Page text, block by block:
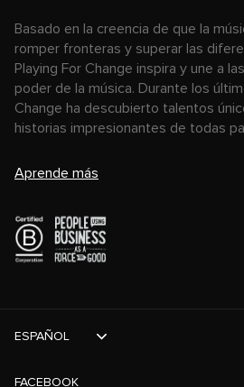
Basado en la creencia de que la
romper fronteras y superar las
Playing For Change inspira y une a
poder de la música. Durante los
Change ha descubierto talentos
historias impresionantes de todas
Aprende más
FACEBOOK
ESPAÑOL